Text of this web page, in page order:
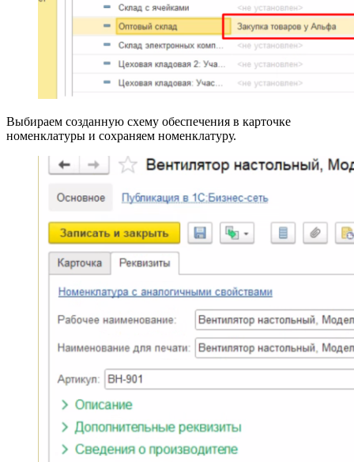
Выбираем созданную схему обеспечения в карточке
номенклатуры и сохраняем номенклатуру.